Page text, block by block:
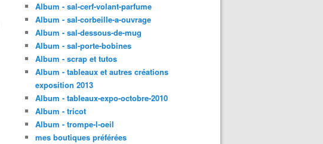
Album - sal-cerf-volant-parfume
Album - sal-corbeille-a-ouvrage
Album - sal-dessous-de-mug
Album - sal-porte-bobines
Album - scrap et tutos
Album - tableaux et autres créations
exposition 2013
Album - tableaux-expo-octobre-2010
Album - tricot
Album - trompe-l-oeil
mes boutiques préférées